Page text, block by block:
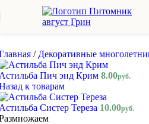
Skip to navigationSkip to main content
/ Декоративные
Пич энд Крим 8.00руб.
к товарам
Систер Тереза 10.00руб.